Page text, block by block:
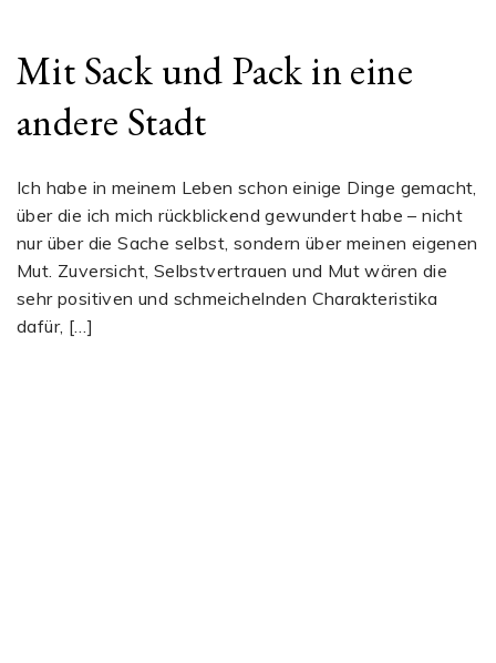
Mit Sack und Pack in eine
andere Stadt
Ich habe in meinem Leben schon einige Dinge gemacht,
über die ich mich rückblickend gewundert habe – nicht
nur über die Sache selbst, sondern über meinen eigenen
Mut. Zuversicht, Selbstvertrauen und Mut wären die
sehr positiven und schmeichelnden Charakteristika
dafür, […]